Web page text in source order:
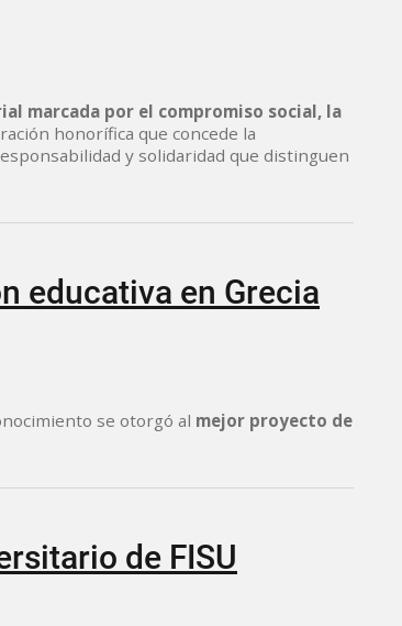
marcada por el compromiso social, la
honorífica que concede la
y solidaridad que distinguen
educativa en Grecia
se otorgó al mejor proyecto de
de FISU